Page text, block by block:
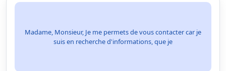
Madame, Monsieur, Je me permets de vous contacter car je
suis en recherche d'informations, que je